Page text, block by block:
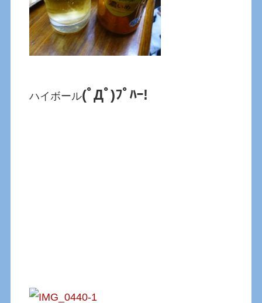
ハイボール(ﾟДﾟ)ﾌﾟﾊｰ!